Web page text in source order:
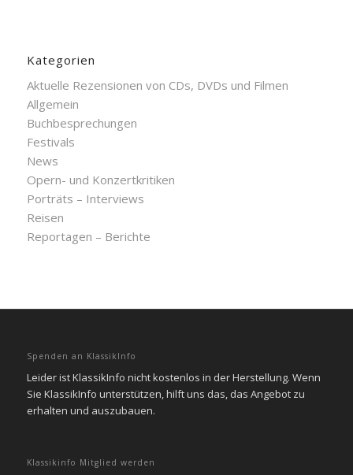
Kategorien
Aktuelle Rezensionen von CDs, DVDs und Filmen
Allgemein
Buchbesprechungen
Festivals
News
Opern- und Konzertkritiken
Porträts – Interviews
Reisen
Reportagen – Berichte
Spenden an KlassikInfo
Leider ist KlassikInfo nicht kostenlos in der Herstellung. Wenn
Sie KlassikInfo unterstützen, hilft uns das, das Angebot zu
erhalten und auszubauen.
Klassikinfo Mitglied werden